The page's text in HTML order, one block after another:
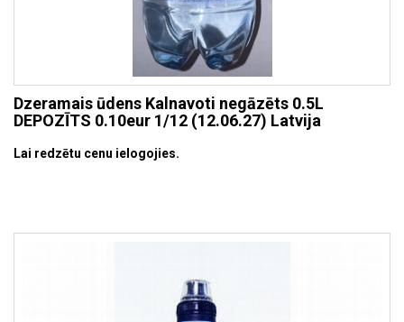
Dzeramais ūdens Kalnavoti negāzēts 0.5L
DEPOZĪTS 0.10eur 1/12 (12.06.27) Latvija
Lai redzētu cenu ielogojies.